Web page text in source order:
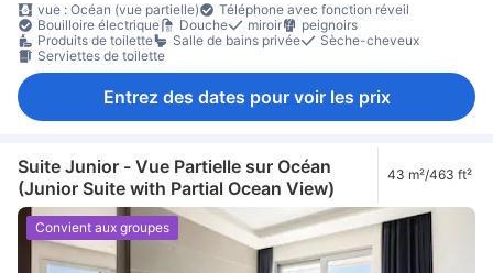
vue : Océan (vue partielle)
Téléphone avec fonction réveil
Bouilloire électrique
Douche miroir
peignoirs
Produits de toilette
Salle de bains privée
Sèche-cheveux
Serviettes de toilette
Entrez des dates pour voir les prix
Suite Junior - Vue Partielle sur Océan
(Junior Suite with Partial Ocean View)
43 m²/463 ft²
Convient aux groupes